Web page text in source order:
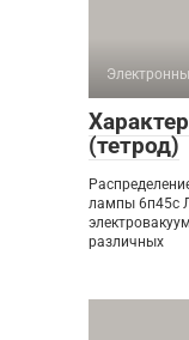
(тетрод)
лампы 6п45с
различных